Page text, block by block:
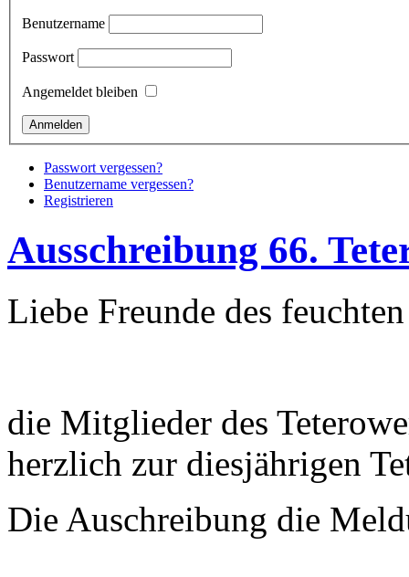
Benutzername
Passwort
Angemeldet bleiben
Passwort vergessen?
Benutzername vergessen?
Registrieren
Ausschreibung 66.
Liebe Freunde des
die Mitglieder des
herzlich zur diesjährigen
Die Auschreibung die